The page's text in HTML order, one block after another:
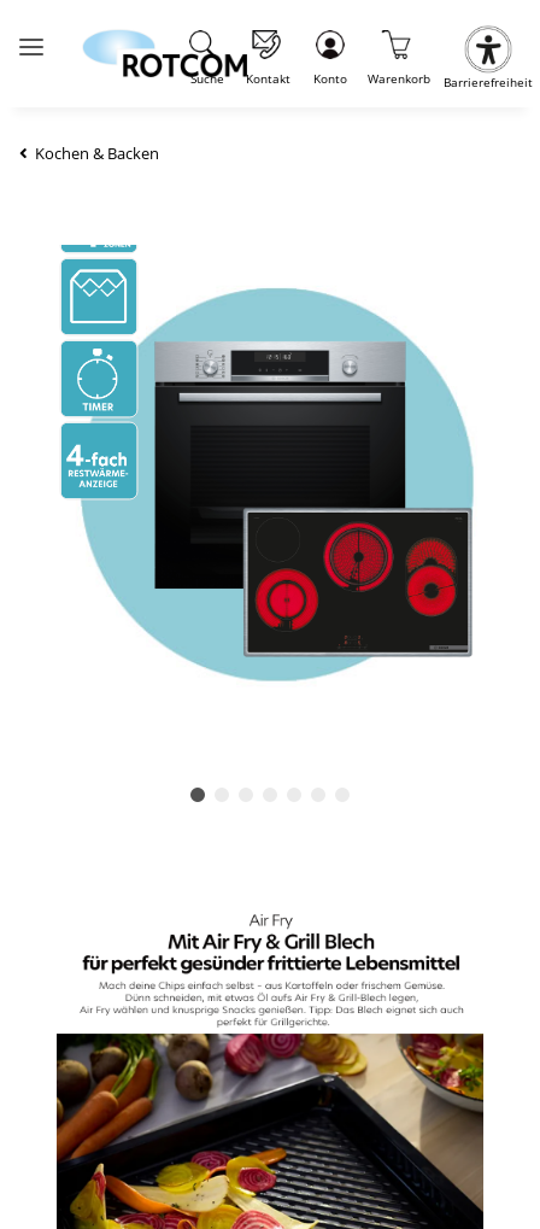
Suche Kontakt Konto Warenkorb Barrierefreiheit
Kochen & Backen